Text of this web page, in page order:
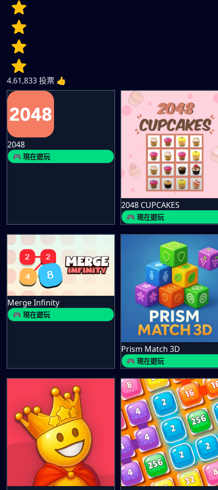
4.61,833投票 👍
2048
🎮 現在遊玩
2048 CUPCAKES
🎮 現在遊玩
Merge Infinity
🎮 現在遊玩
Prism Match 3D
🎮 現在遊玩